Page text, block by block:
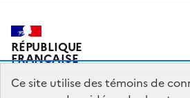
RÉPUBLIQUE
FRANÇAISE
Ce site utilise des témoins de